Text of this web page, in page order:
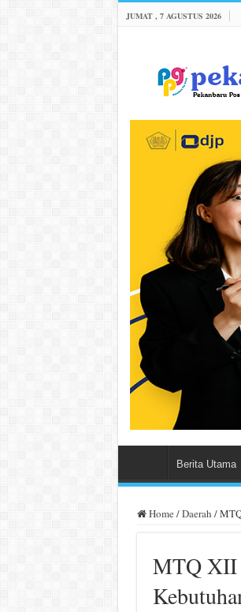
JUMAT , 7 AGUSTUS 2026
Berita Utama
Home /Daerah /
MTQ XII